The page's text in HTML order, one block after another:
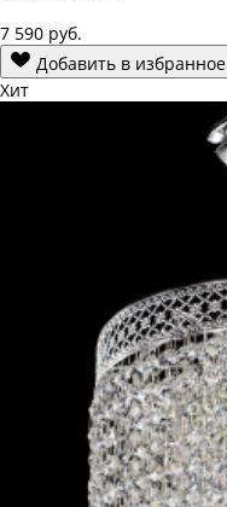
7 590 руб.
Добавить в избранное
Хит